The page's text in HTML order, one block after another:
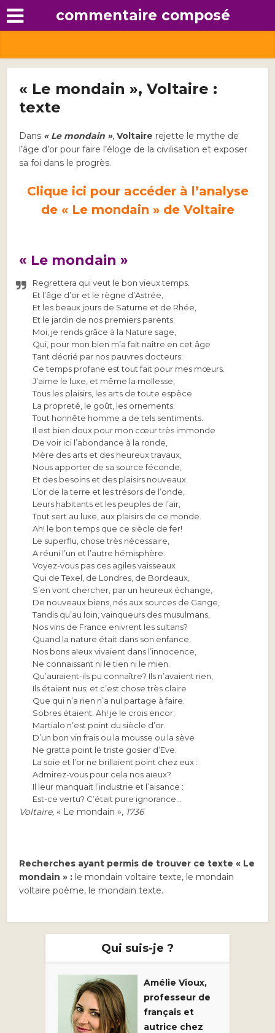
commentaire composé
« Le mondain », Voltaire :
texte
Dans « Le mondain »,Voltaire rejette le mythe de
l’âge d’or pour faire l’éloge de la civilisation et exposer
sa foi dans le progrès.
Clique ici pour accéder à l’analyse
de « Le mondain » de Voltaire
« Le mondain »
Regrettera qui veut le bon vieux temps.
Et l’âge d’or et le règne d’Astrée,
Et les beaux jours de Saturne et de Rhée,
Et le jardin de nos premiers parents;
Moi, je rends grâce à la Nature sage,
Qui, pour mon bien m’a fait naître en cet âge
Tant décrié par nos pauvres docteurs:
Ce temps profane est tout fait pour mes mœurs.
J’aime le luxe, et même la mollesse,
Tous les plaisirs, les arts de toute espèce
La propreté, le goût, les ornements:
Tout honnête homme a de tels sentiments.
Il est bien doux pour mon cœur très immonde
De voir ici l’abondance à la ronde,
Mère des arts et des heureux travaux,
Nous apporter de sa source féconde,
Et des besoins et des plaisirs nouveaux.
L’or de la terre et les trésors de l’onde,
Leurs habitants et les peuples de l’air,
Tout sert au luxe, aux plaisirs de ce monde.
Ah! le bon temps que ce siècle de fer!
Le superflu, chose très nécessaire,
A réuni l’un et l’autre hémisphère.
Voyez-vous pas ces agiles vaisseaux
Qui de Texel, de Londres, de Bordeaux,
S’en vont chercher, par un heureux échange,
De nouveaux biens, nés aux sources de Gange,
Tandis qu’au loin, vainqueurs des musulmans,
Nos vins de France enivrent les sultans?
Quand la nature était dans son enfance,
Nos bons aïeux vivaient dans l’innocence,
Ne connaissant ni le tien ni le mien.
Qu’auraient-ils pu connaître? Ils n’avaient rien,
Ils étaient nus; et c’est chose très claire
Que qui n’a rien n’a nul partage à faire.
Sobres étaient. Ah! je le crois encor;
Martialo n’est point du siècle d’or.
D’un bon vin frais ou la mousse ou la sève
Ne gratta point le triste gosier d’Eve.
La soie et l’or ne brillaient point chez eux :
Admirez-vous pour cela nos aïeux?
Il leur manquait l’industrie et l’aisance :
Est-ce vertu? C’était pure ignorance…
Voltaire, « Le mondain », 1736
Recherches ayant permis de trouver ce texte « Le
mondain » : le mondain voltaire texte, le mondain
voltaire poème, le mondain texte.
Qui suis-je ?
Amélie Vioux,
professeur de
français et
autrice chez